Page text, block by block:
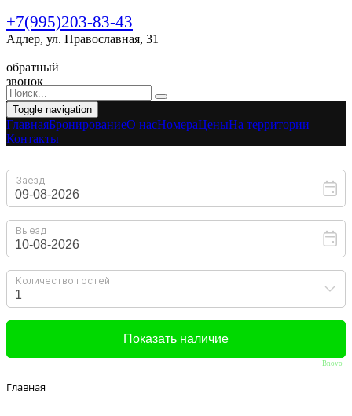
+7(995)203-83-43
Адлер, ул. Православная, 31
обратный
звонок
Toggle navigation
ГлавнаяБронированиеO насНомераЦеныНа территории
Контакты
Bnovo
Главная